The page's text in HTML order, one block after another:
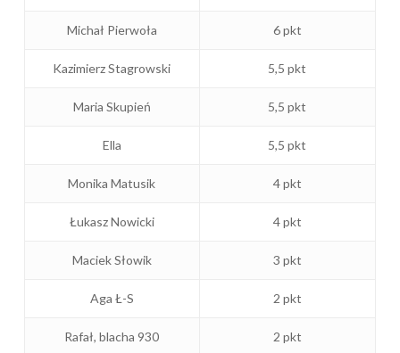
Michał Pierwoła 6 pkt
Kazimierz Stagrowski 5,5 pkt
Maria Skupień 5,5 pkt
Ella 5,5 pkt
Monika Matusik 4 pkt
Łukasz Nowicki 4 pkt
Maciek Słowik 3 pkt
Aga Ł-S 2 pkt
Rafał, blacha 930 2 pkt